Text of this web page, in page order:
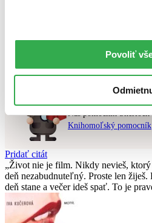
Povoliť
Skúste prosím zmeniť vyhľadávaný
Náš pomocník
Knihomoľský pomocník
Pridať citát
Život nie je film. Nikdy nevieš,
deň nezabudnuteľný. Proste len žiješ.
deň stane a večer ideš spať. To je